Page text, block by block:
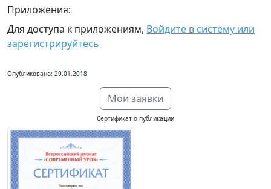
Приложения:
Для доступа к приложениям, Войдите в систему или
зарегистрируйтесь
Опубликовано: 29.01.2018
Мои заявки
Сертификат о публикации